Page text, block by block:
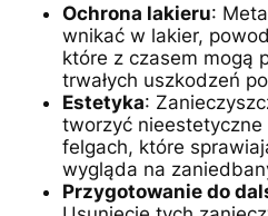
Ochrona lakieru:
wnikać w lakier,
które z czasem mogą
trwałych uszkodzeń
Estetyka:
tworzyć nieestetyczne
felgach, które
wygląda na
Przygotowanie do